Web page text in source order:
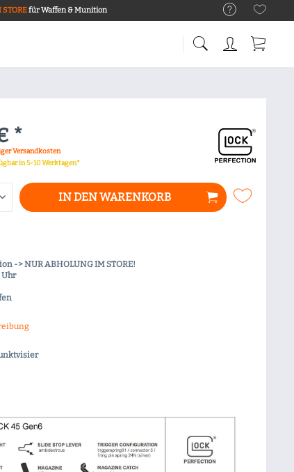
für Waffen & Munition
*
Versandkosten
in 5-10 Werktagen*
IN DENWARENKORB
-> NUR ABHOLUNG IM STORE!
Uhr